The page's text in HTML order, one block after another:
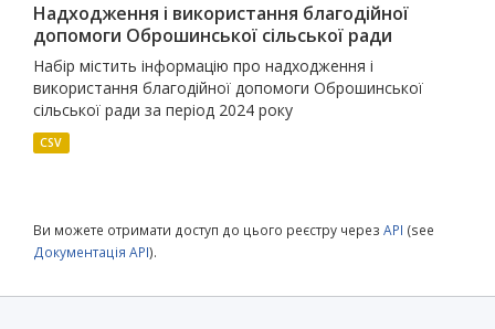
Надходження і використання благодійної
допомоги Оброшинської сільської ради
Набір містить інформацію про надходження і
використання благодійної допомоги Оброшинської
сільської ради за період 2024 року
CSV
Ви можете отримати доступ до цього реєстру через API (see
Документація API).